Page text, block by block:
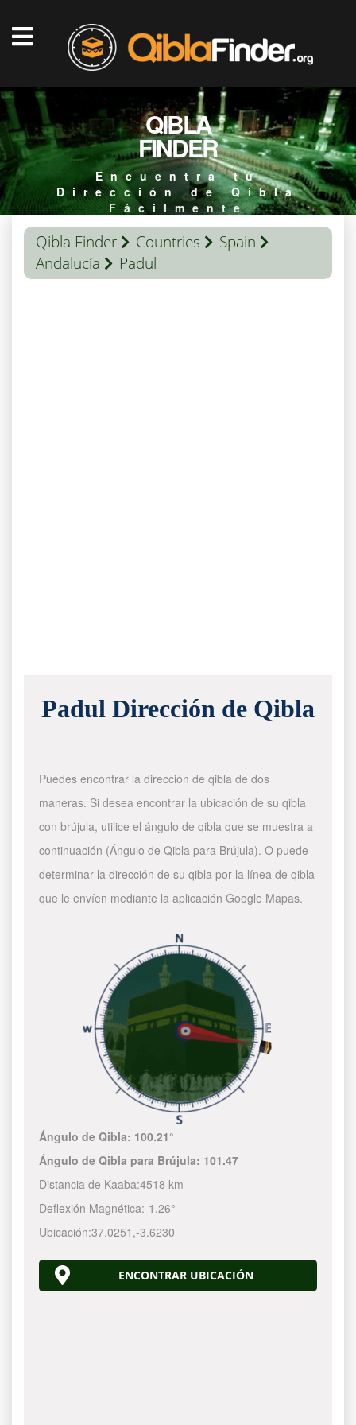
QIBLA
FINDER
Encuentra tu
Dirección de Qibla
Fácilmente
Qibla Finder Countries
Spain
Andalucía
Padul
Padul Dirección de Qibla
Puedes encontrar la dirección de qibla de dos
maneras. Si desea encontrar la ubicación de su qibla
con brújula, utilice el ángulo de qibla que se muestra a
continuación (Ángulo de Qibla para Brújula). O puede
determinar la dirección de su qibla por la línea de qibla
que le envíen mediante la aplicación Google Mapas.
Ángulo de Qibla: 100.21°
Ángulo de Qibla para Brújula: 101.47
Distancia de Kaaba:4518 km
Deflexión Magnética:-1.26°
Ubicación:37.0251 ,-3.6230
ENCONTRAR UBICACIÓN